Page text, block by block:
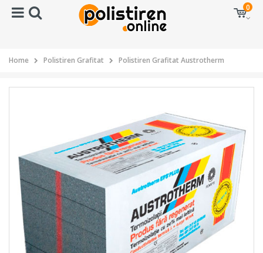
0
Home Polistiren Grafitat Polistiren Grafitat Austrotherm